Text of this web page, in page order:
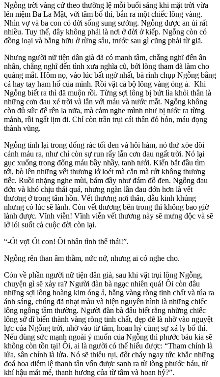
Ngỗng trời vàng cứ theo thường lệ mỗi buổi sáng khi mặt trời vừa
lên niệm Ba La Mật, với tâm bố thí, bắn ra một chiếc lông vàng.
Nhìn vợ và ba con có đời sống sung sướng. Ngỗng được an ủi rất
nhiều. Tuy thế, đây không phải là nơi ở đời ở kiếp. Ngỗng còn có
đồng loại và bằng hữu ở rừng sâu, trước sau gì cũng phải từ giã.
Nhưng người nữ tiện dân già đã có manh tâm, chẳng nghĩ đến ân
nhân, chẳng nghĩ đến tình xưa nghĩa cũ, bởi lòng tham đã làm cho
quáng mắt. Hôm nọ, vào lúc bất ngờ nhất, bà rình chụp Ngỗng bằng
cả hay tay ham hố của mình. Rồi vặt cả bộ lông vàng óng ả. Khi
Ngỗng biết ra thì đã muộn rồi. Từng sợi lông bị bứt lìa khỏi thân là
những cơn đau xé trời và lẫn với máu và nước mắt. Ngỗng không
còn đủ sức để rên la nữa, mà cảm nghe mình như bị tước ra từng
mảnh, rồi ngất lịm đi. Chỉ còn trần trụi cái thân đỏ hỏn, máu đọng
thành vũng.
Ngỗng tỉnh lại trong đống rác tối đen và hôi hám, nó thử xòe đôi
cánh máu ra, như chỉ còn sự run rẩy lẫn cơn đau ngất trời. Nó lại
gục xuống trong đống máu bầy nhầy, tanh tưởi. Kiến bắt đầu tìm
tới, bò lên những vết thương lở loét mà cắn mà rứt không thương
tiếc. Ruồi nhặng nghe mùi, bám đầy như đám đỗ đen. Ngỗng đau
đớn và khó chịu thái quá, nhưng ngàn lần đau đớn hơn là vết
thương ở trong tâm hồn. Vết thương nơi thân, dẫu kinh khủng
nhưng có lúc sẽ lành. Còn vết thương bên trong thì không bao giờ
lành được. Vĩnh viễn! Vĩnh viễn vết thương này sẽ mưng độc và sẽ
lở lói suốt cả cuộc đời còn lại.
“-Ôi vợ! Ôi con! Ôi nhân tình thế thái!”.
Ngỗng rên than âm thầm, nức nở, nhưng ai có nghe cho.
Còn về phần người nữ tiện dân già, sau khi vặt trụi lông Ngỗng,
chuyện gì sẽ xảy ra? Người đàn bà ngạc nhiên quá! Ôi còn đâu
những sợi lông hoàng kim óng ả, bằng vàng ròng tinh chất và túa ra
ánh sáng, chúng đã nhạt màu và hiện nguyên hình là những chiếc
lông ngỗng tầm thường. Người đàn bà đâu biết rằng những chiếc
lông sở dĩ biến thành vàng ròng tinh chất, đẹp đẽ là nhờ vào nguyệt
lực của Ngỗng trời, nhờ vào từ tâm, hoan hỷ cùng sự xả ly bố thí.
Nếu dùng sức mạnh ngoài ý muốn của Ngỗng thì phước báu kia sẽ
không còn tồn tại! Ôi, ai là người có thể hiểu được: “Tham chính là
lửa, sân chính là lửa. Nó sẽ thiêu rụi, đốt cháy ngay tức khắc những
đoá hoa diễm lệ thanh tân vốn được sanh ra từ lòng phước báu, từ
khí hậu mát mẻ, thanh hương của từ tâm và hoan hỷ?”.